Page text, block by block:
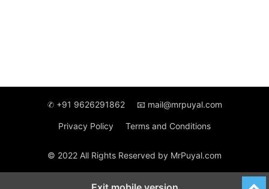
✆ +91 9626291862 📧 mail@mrpuyal.com
Privacy Policy Terms and Conditions
© 2022 All Rights Reserved by MrPuyal.com